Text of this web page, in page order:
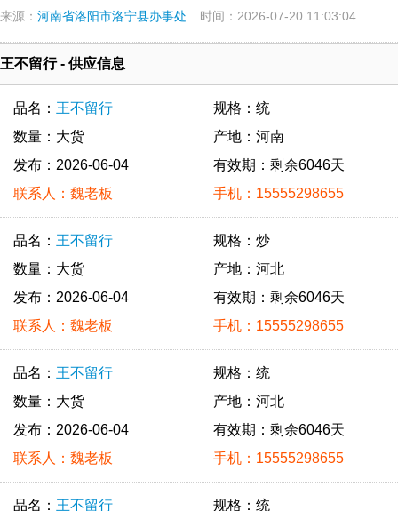
来源： 河南省洛阳市洛宁县办事处 时间：2026-07-20 11:03:04
王不留行 - 供应信息
品名： 王不留行
数量：大货
发布：2026-06-04
联系人：魏老板
规格：统
产地：河南
有效期：剩余6046天
手机：15555298655
品名： 王不留行
数量：大货
发布：2026-06-04
联系人：魏老板
规格：炒
产地：河北
有效期：剩余6046天
手机：15555298655
品名： 王不留行
数量：大货
发布：2026-06-04
联系人：魏老板
规格：统
产地：河北
有效期：剩余6046天
手机：15555298655
品名： 王不留行 规格：统